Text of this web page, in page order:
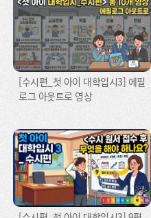
[수시편_첫 아이 대학입시3] 에필
로그 아웃트로 영상